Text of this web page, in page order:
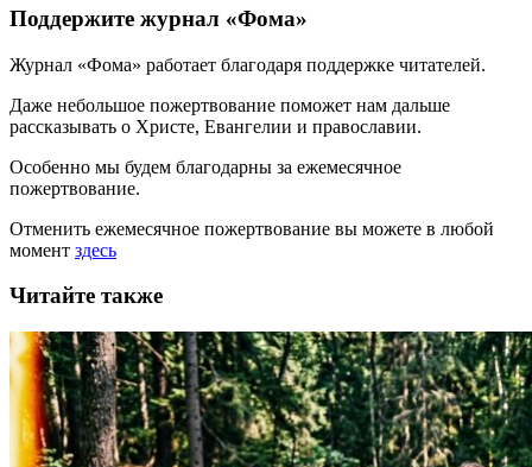
Поддержите журнал «Фома»
Журнал «Фома» работает благодаря поддержке читателей.
Даже небольшое пожертвование поможет нам дальше
рассказывать о Христе, Евангелии и православии.
Особенно мы будем благодарны за ежемесячное
пожертвование.
Отменить ежемесячное пожертвование вы можете в любой
момент здесь
Читайте также